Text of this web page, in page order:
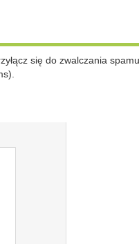
się do zwalczania spamu